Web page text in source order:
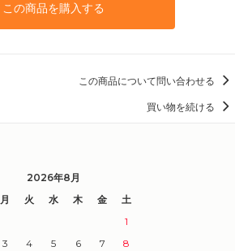
この商品を購入する
この商品について問い合わせる
買い物を続ける
2026年8月
月 火 水 木 金
土
1
3 4 5 6 7
8